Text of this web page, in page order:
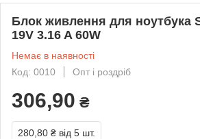
Блок живлення для ноутбука
19V 3.16 A 60W
Немає в наявності
Код: 0010
Опт і роздріб
306,90 ₴
280,80 ₴ від 5 шт.